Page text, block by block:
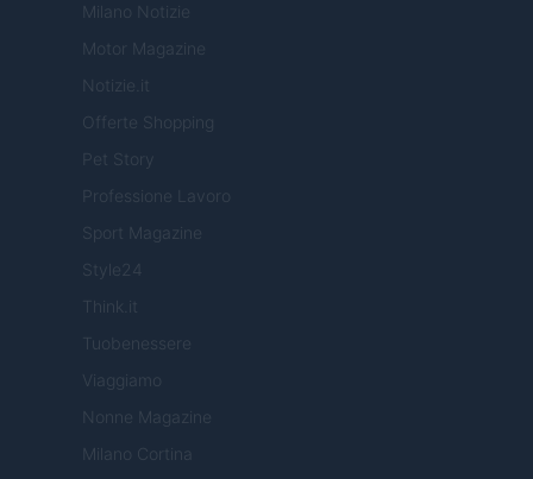
Milano Notizie
Motor Magazine
Notizie.it
Offerte Shopping
Pet Story
Professione Lavoro
Sport Magazine
Style24
Think.it
Tuobenessere
Viaggiamo
Nonne Magazine
Milano Cortina